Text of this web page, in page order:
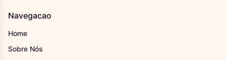
Navegacao
Home
Sobre Nós